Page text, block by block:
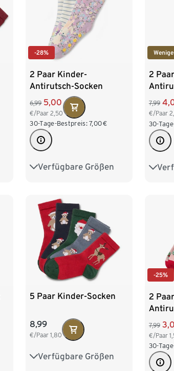
-28%
2 Paar Kinder-
Antirutsch-Socken
6,99 5,00
€/Paar2,50
30-Tage-Bestpreis: 7,00€
Verfügbare Größen
23-26 27-30 31-34
2
7,99
€/Paar
30-
23-26
5 Paar Kinder-Socken
8,99
€/Paar1,80
Verfügbare Größen
23-26 27-30 31-34
-25%
2
Herz-
7,99
€/Paar
30-